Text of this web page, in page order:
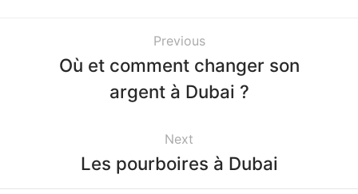
Previous
Où et comment changer son
argent à Dubai ?
Next
Les pourboires à Dubai